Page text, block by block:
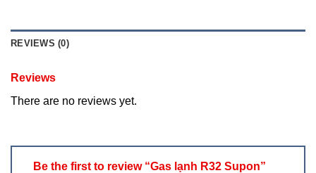
REVIEWS (0)
Reviews
There are no reviews yet.
Be the first to review “Gas lạnh R32 Supon”